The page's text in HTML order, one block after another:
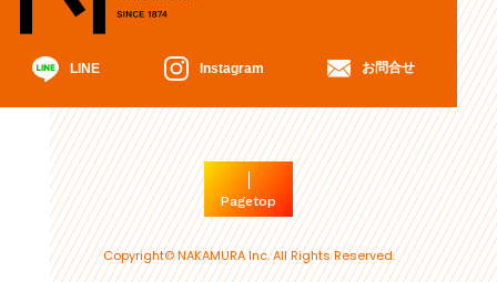
LINE Instagram お問合せ
Pagetop
Copyright© NAKAMURA Inc. All Rights Reserved.